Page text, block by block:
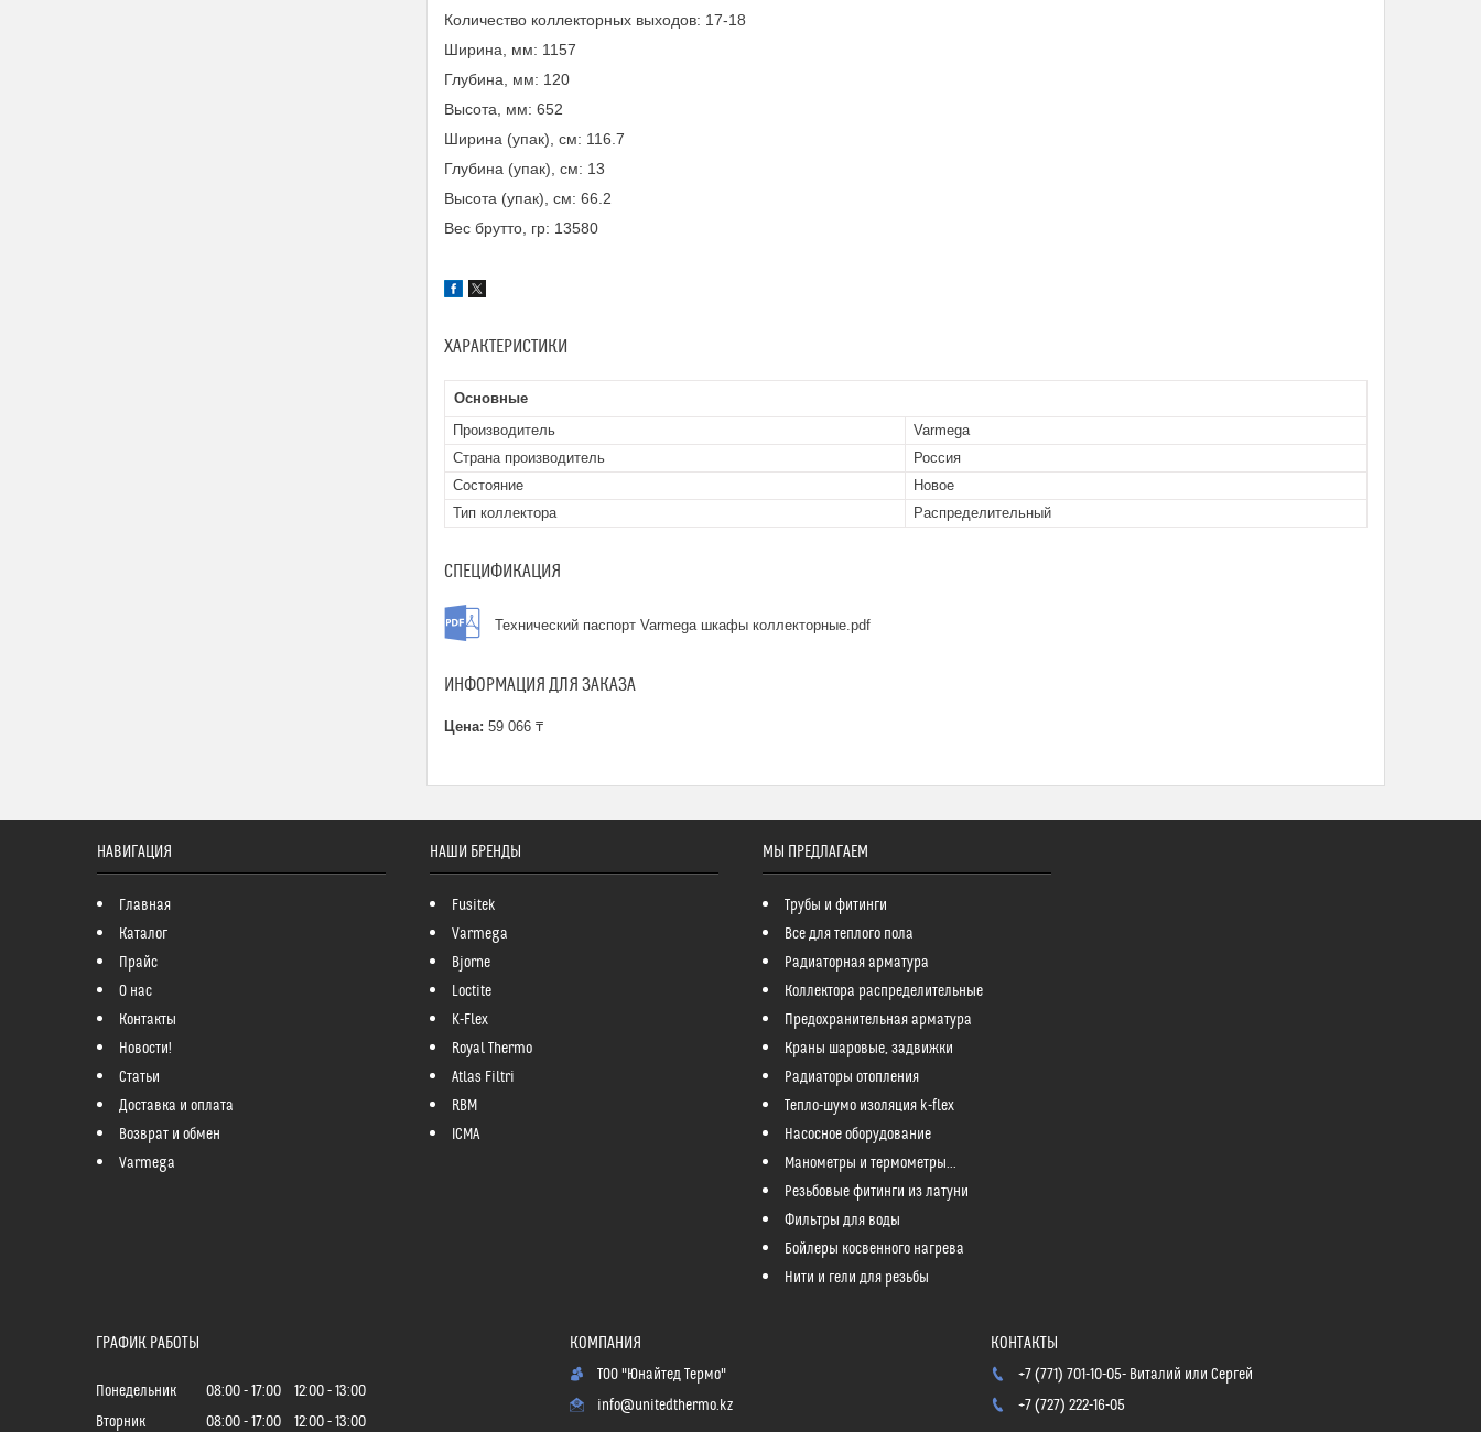
Количество коллекторных выходов: 17-18
Ширина, мм: 1157
Глубина, мм: 120
Высота, мм: 652
Ширина (упак), см: 116.7
Глубина (упак), см: 13
Высота (упак), см: 66.2
Вес брутто, гр: 13580
ХАРАКТЕРИСТИКИ
Основные
Производитель
Varmega
Страна производитель
Россия
Состояние
Новое
Тип коллектора
Распределительный
СПЕЦИФИКАЦИЯ
Технический паспорт Varmega шкафы коллекторные.pdf
ИНФОРМАЦИЯ ДЛЯ ЗАКАЗА
Цена: 59 066 ₸
НАВИГАЦИЯ
Главная
Каталог
Прайс
О нас
Контакты
Новости!
Статьи
Доставка и оплата
Возврат и обмен
Varmega
НАШИ БРЕНДЫ
Fusitek
Varmega
Bjorne
Loctite
K-Flex
Royal Thermo
Atlas Filtri
RBM
ICMA
МЫ ПРЕДЛАГАЕМ
Трубы и фитинги
Все для теплого пола
Радиаторная арматура
Коллектора распределительные
Предохранительная арматура
Краны шаровые, задвижки
Радиаторы отопления
Тепло-шумо изоляция k-flex
Насосное оборудование
Манометры и термометры...
Резьбовые фитинги из латуни
Фильтры для воды
Бойлеры косвенного нагрева
Нити и гели для резьбы
ГРАФИК РАБОТЫ
Понедельник 08:00 17:00 12:00
13:00
Вторник
08:00 17:00 12:00 13:00
ТОО "Юнайтед Термо"
info@unitedthermo.kz
+7 (771) 701-10-05 Виталий или Сергей
+7 (727) 222-16-05